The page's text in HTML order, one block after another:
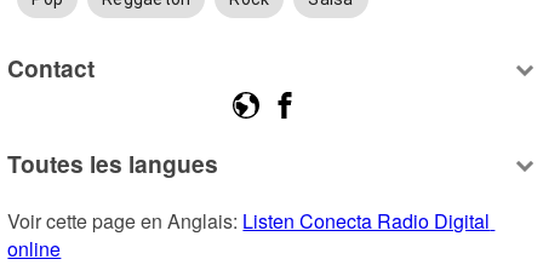
Contact
Toutes les langues
Voir cette page en Anglais: Listen Conecta Radio Digital
online